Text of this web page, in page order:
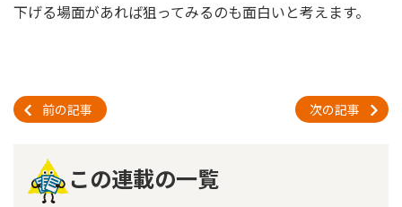
下げる場面があれば狙ってみるのも面白いと考えます。
前の記事 次の記事
この連載の一覧